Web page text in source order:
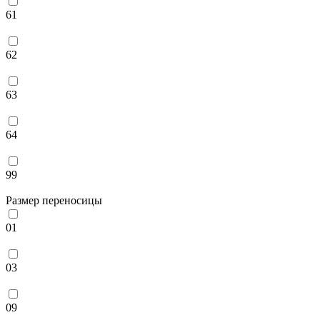
61
62
63
64
99
Размер переносицы
01
03
09